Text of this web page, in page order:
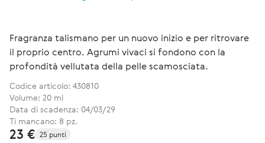
Fragranza talismano per un nuovo inizio e per ritrovare
il proprio centro. Agrumi vivaci si fondono con la
profondità vellutata della pelle scamosciata.
Codice articolo: 430810
Volume: 20 ml
Data di scadenza: 04/03/29
Ti mancano: 8 pz.
23 € 25 punti